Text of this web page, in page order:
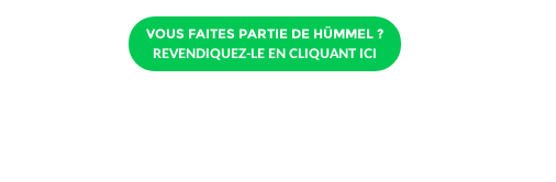
VOUS FAITES PARTIE DE HÜMMEL ?
REVENDIQUEZ-LE EN CLIQUANT ICI